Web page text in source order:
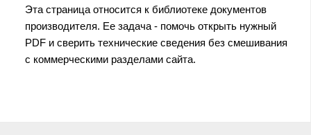
Эта страница относится к библиотеке документов
производителя. Ее задача - помочь открыть нужный
PDF и сверить технические сведения без смешивания
с коммерческими разделами сайта.